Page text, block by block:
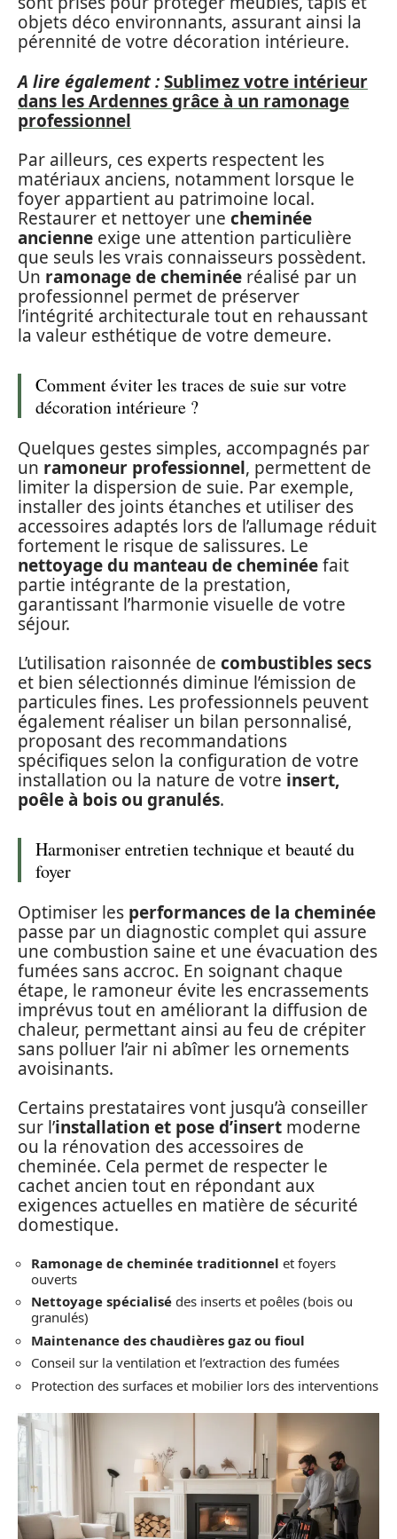
objets déco environnants, assurant ainsi la
pérennité de votre décoration intérieure.
A lire également :Sublimez votre intérieur
dans les Ardennes grâce à un ramonage
professionnel
Par ailleurs, ces experts respectent les
matériaux anciens, notamment lorsque le
foyer appartient au patrimoine local.
Restaurer et nettoyer une cheminée
ancienne exige une attention particulière
que seuls les vrais connaisseurs possèdent.
Un ramonage de cheminée réalisé par un
professionnel permet de préserver
l’intégrité architecturale tout en rehaussant
la valeur esthétique de votre demeure.
Comment éviter les traces de suie sur votre
décoration intérieure ?
Quelques gestes simples, accompagnés par
un ramoneur professionnel, permettent de
limiter la dispersion de suie. Par exemple,
installer des joints étanches et utiliser des
accessoires adaptés lors de l’allumage réduit
fortement le risque de salissures. Le
nettoyage du manteau de cheminéefait
partie intégrante de la prestation,
garantissant l’harmonie visuelle de votre
séjour.
L’utilisation raisonnée de combustibles secs
et bien sélectionnés diminue l’émission de
particules fines. Les professionnels peuvent
également réaliser un bilan personnalisé,
proposant des recommandations
spécifiques selon la configuration de votre
installation ou la nature de votre insert,
poêle à bois ou granulés.
Harmoniser entretien technique et beauté du
foyer
Optimiser les performances de la cheminée
passe par un diagnostic complet qui assure
une combustion saine et une évacuation des
fumées sans accroc. En soignant chaque
étape, le ramoneur évite les encrassements
imprévus tout en améliorant la diffusion de
chaleur, permettant ainsi au feu de crépiter
sans polluer l’air ni abîmer les ornements
avoisinants.
Certains prestataires vont jusqu’à conseiller
sur l’installation et pose d’insert moderne
ou la rénovation des accessoires de
cheminée. Cela permet de respecter le
cachet ancien tout en répondant aux
exigences actuelles en matière de sécurité
domestique.
Ramonage de cheminée traditionnel et foyers
ouverts
Nettoyage spécialisé des inserts et poêles (bois ou
granulés)
Maintenance des chaudières gaz ou fioul
Conseil sur la ventilation et l’extraction des fumées
Protection des surfaces et mobilier lors des interventions